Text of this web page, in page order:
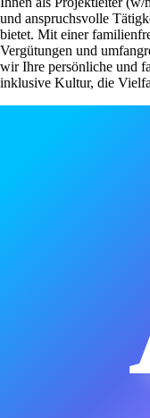
und anspruchsvolle
bietet. Mit einer
Vergütungen und
wir Ihre persönliche und
inklusive Kultur, die